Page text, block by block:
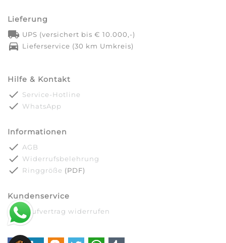
Lieferung
local_shipping UPS (versichert bis € 10.000,-)
directions_car Lieferservice (30 km Umkreis)
Hilfe & Kontakt
done Service-Hotline
done WhatsApp
Informationen
done AGB
done Widerrufsbelehrung
done Ringgröße (PDF)
Kundenservice
done Kaufvertrag widerrufen